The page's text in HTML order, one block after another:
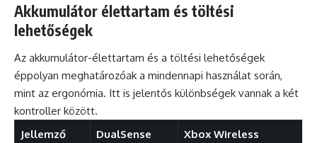
Akkumulátor élettartam és töltési
lehetőségek
Az akkumulátor-élettartam és a töltési lehetőségek
éppolyan meghatározóak a mindennapi használat során,
mint az ergonómia. Itt is jelentős különbségek vannak a két
kontroller között.
Jellemző
DualSense
Xbox Wireless